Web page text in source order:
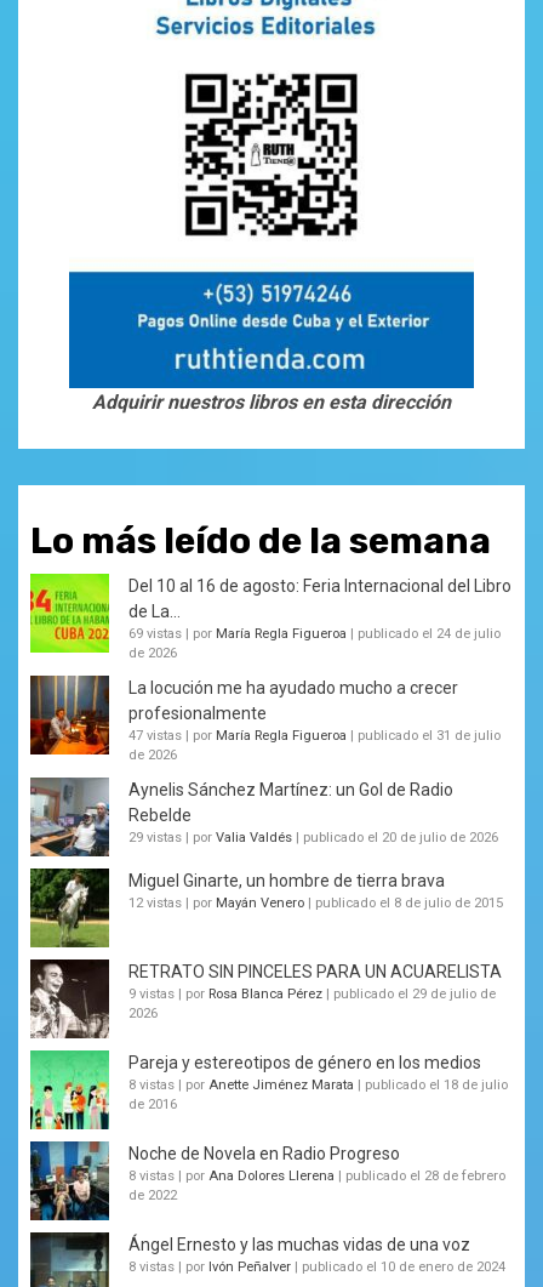
Adquirir nuestros libros en esta dirección
Lo más leído de la semana
Del 10 al 16 de agosto: Feria Internacional del Libro
de La...
69 vistas | por María Regla Figueroa | publicado el 24 de julio
de 2026
La locución me ha ayudado mucho a crecer
profesionalmente
47 vistas | por María Regla Figueroa | publicado el 31 de julio
de 2026
Aynelis Sánchez Martínez: un Gol de Radio
Rebelde
29 vistas | por Valia Valdés | publicado el 20 de julio de 2026
Miguel Ginarte, un hombre de tierra brava
12 vistas | por Mayán Venero | publicado el 8 de julio de 2015
RETRATO SIN PINCELES PARA UN ACUARELISTA
9 vistas | por Rosa Blanca Pérez | publicado el 29 de julio de
2026
Pareja y estereotipos de género en los medios
8 vistas | por Anette Jiménez Marata | publicado el 18 de julio
de 2016
Noche de Novela en Radio Progreso
8 vistas | por Ana Dolores Llerena | publicado el 28 de febrero
de 2022
Ángel Ernesto y las muchas vidas de una voz
8 vistas | por Ivón Peñalver | publicado el 10 de enero de 2024